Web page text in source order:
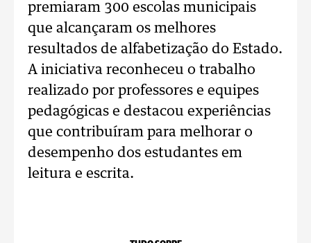
premiaram 300 escolas municipais
que alcançaram os melhores
resultados de alfabetização do Estado.
A iniciativa reconheceu o trabalho
realizado por professores e equipes
pedagógicas e destacou experiências
que contribuíram para melhorar o
desempenho dos estudantes em
leitura e escrita.